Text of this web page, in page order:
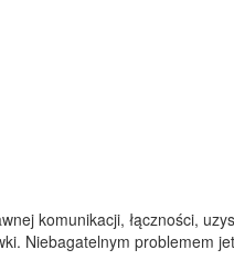
komunikacji, łączności,
Niebagatelnym problemem